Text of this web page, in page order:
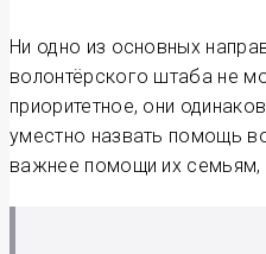
Ни одно из основных
волонтёрского штаба не
приоритетное, они
уместно назвать помощь
важнее помощи их семьям,